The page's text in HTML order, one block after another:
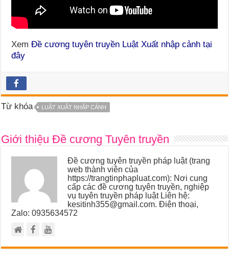
XemĐề cương tuyên truyền Luật Xuất nhập cảnh tại
đây
Từ khóa LUẬT XUẤT NHẬP CẢNH
Giới thiệu Đề cương Tuyên truyền
Đề cương tuyên truyền pháp luật (trang
web thành viên của
https://trangtinphapluat.com): Nơi cung
cấp các đề cương tuyên truyền, nghiệp
vụ tuyên truyền pháp luật Liên hệ:
kesitinh355@gmail.com. Điện thoại,
Zalo: 0935634572